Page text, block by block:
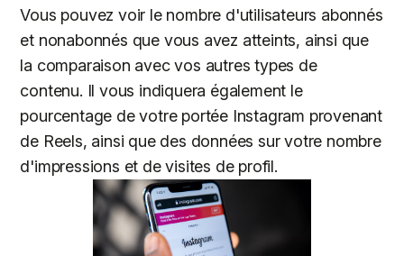
Vous pouvez voir le nombre d'utilisateurs abonnés
et nonabonnés que vous avez atteints, ainsi que
la comparaison avec vos autres types de
contenu. Il vous indiquera également le
pourcentage de votre portée Instagram provenant
de Reels, ainsi que des données sur votre nombre
d'impressions et de visites de profil.